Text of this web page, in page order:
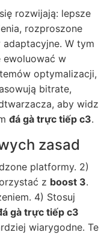
rozwijają: lepsze
rozproszone
W tym
ewoluować w
optymalizacji,
bitrate,
aby widz
đá gà trực tiếp c3.
zasad
platformy. 2)
z boost 3.
4) Stosuj
gà trực tiếp c3
wiarygodne. Te